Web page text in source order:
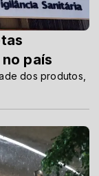
país
dos produtos,